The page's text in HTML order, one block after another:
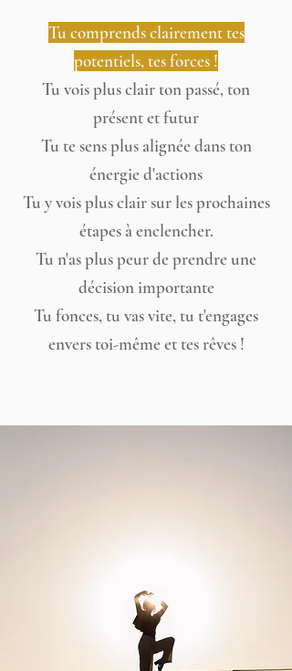
Tu comprends clairement tes
potentiels, tes forces !
Tu vois plus clair ton passé, ton
présent et futur
Tu te sens plus alignée dans ton
énergie d'actions
Tu y vois plus clair sur les prochaines
étapes à enclencher.
Tu n'as plus peur de prendre une
décision importante
Tu fonces, tu vas vite, tu t'engages
envers toi-même et tes rêves !